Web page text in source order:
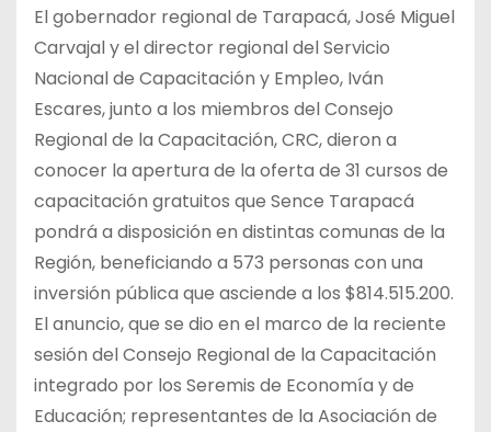
El gobernador regional de Tarapacá, José Miguel
Carvajal y el director regional del Servicio
Nacional de Capacitación y Empleo, Iván
Escares, junto a los miembros del Consejo
Regional de la Capacitación, CRC, dieron a
conocer la apertura de la oferta de 31 cursos de
capacitación gratuitos que Sence Tarapacá
pondrá a disposición en distintas comunas de la
Región, beneficiando a 573 personas con una
inversión pública que asciende a los $814.515.200.
El anuncio, que se dio en el marco de la reciente
sesión del Consejo Regional de la Capacitación
integrado por los Seremis de Economía y de
Educación; representantes de la Asociación de